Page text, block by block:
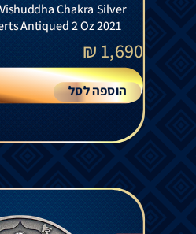
Chakra Silver
Antiqued 2 Oz 2021
1,690
₪
הוספה לסל